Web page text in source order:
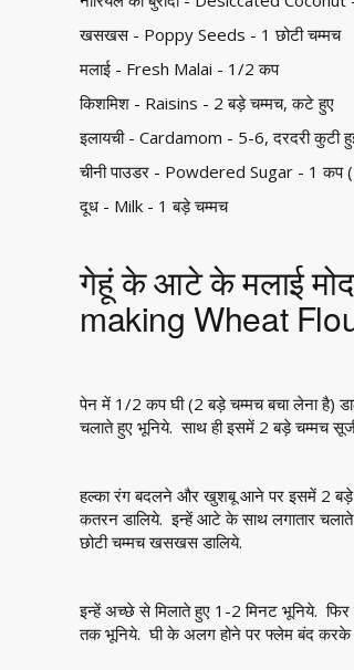
खसखस - Poppy Seeds - 1 छोटी चम्मच
मलाई - Fresh Malai - 1/2 कप
किशमिश - Raisins - 2 बड़े चम्मच, कटे हुए
इलायची - Cardamom - 5-6, दरदरी कुटी
चीनी पाउडर - Powdered Sugar - 1 कप
दूध - Milk - 1 बड़े चम्मच
गेहूं के आटे के मलाई
making Wheat
पेन में 1/2 कप घी (2 बड़े चम्मच बचा लेना है)
चलाते हुए भूनिये. साथ ही इसमें 2 बड़े चम्मच
हल्का रंग बदलने और खुशबू आने पर इसमें 2 बड़े
कतरन डालिये. इन्हें आटे के साथ लगातार
छोटी चम्मच खसखस डालिये.
इन्हें अच्छे से मिलाते हुए 1-2 मिनट भूनिये.
तक भूनिये. घी के अलग होने पर फ्लेम बंद करके